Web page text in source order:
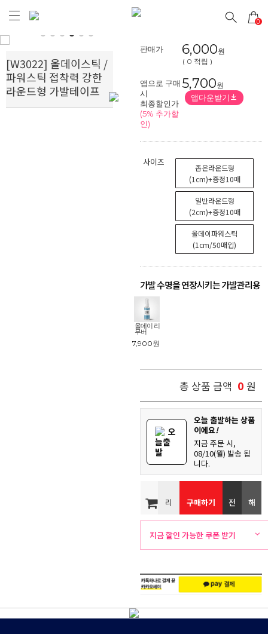
0
Next
[W3022] 올데이스틱 /
파워스틱 접착력 강한
라운드형 가발테이프
판매가 6,000원
( 0 적립 )
앱으로 구매
시
최종할인가
(5% 추가할
인)
5,700원
앱다운받기
사이즈
좁은라운드형
(1cm)+증정10매
일반라운드형
(2cm)+증정10매
올데이파워스틱
(1cm/50매입)
가발 수명을 연장시키는 가발관리용
품!
올데이 리
무버
7,900원
총 상품 금액 0 원
오
늘출
발
오늘 출발하는 상품
이에요!
지금 주문 시,
08/10(월) 발송 됩
니다.
리
뷰
구매하기 전
화
문
해
외
송
지금 할인 가능한 쿠폰 받기